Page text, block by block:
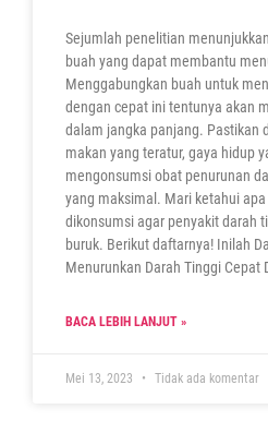
Sejumlah penelitian
buah yang dapat membantu
Menggabungkan buah untuk
dengan cepat ini tentunya akan
dalam jangka panjang. Pastikan
makan yang teratur, gaya hidup
mengonsumsi obat penurunan
yang maksimal. Mari ketahui
dikonsumsi agar penyakit darah
buruk. Berikut daftarnya! Inilah
Menurunkan Darah Tinggi Cepat
BACA LEBIH LANJUT »
Mei 13, 2023 Tidak ada komentar